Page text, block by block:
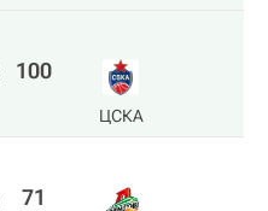
100
ЦСКА
71